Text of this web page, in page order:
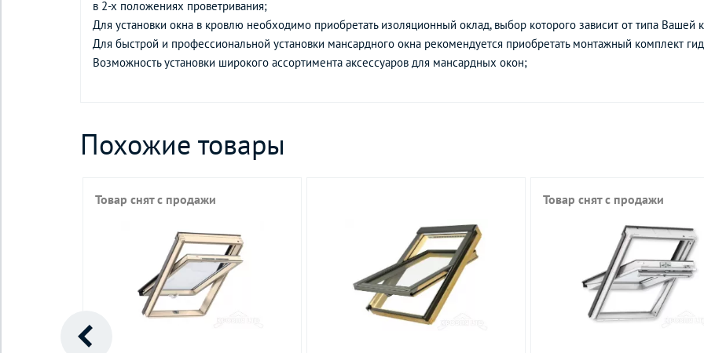
в 2-х положениях проветривания;
Для установки окна в кровлю необходимо приобретать изоляционный оклад, выбор которого зависит от типа Вашей
Для быстрой и профессиональной установки мансардного окна рекомендуется приобретать монтажный комплект
Возможность установки широкого ассортимента аксессуаров для мансардных окон;
Похожие товары
Товар снят с продажи Товар снят с продажи